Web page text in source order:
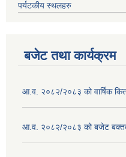
पर्यटकीय स्थलहरु
बजेट तथा कार्यक्रम
आ.व. २०८२/२०८३ को वार्षिक
आ.व. २०८२/२०८३ को बजेट